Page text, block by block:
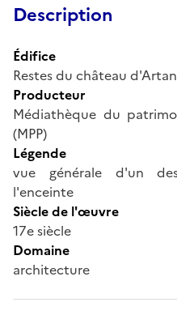
Description
Édifice
Restes du château
Producteur
Médiathèque du
(MPP)
Légende
vue générale d'un
l'enceinte
Siècle de l'œuvre
17e siècle
Domaine
architecture